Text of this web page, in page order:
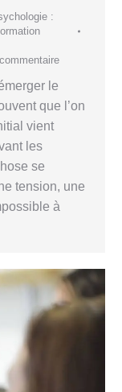
:
le
que l’on
vient
les
se
tension, une
à